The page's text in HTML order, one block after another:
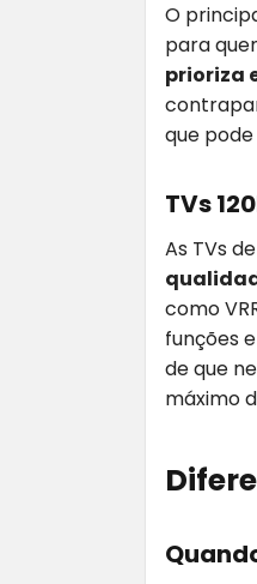
O
para
prioriza
que
TVs
As TVs
como
funções
de que
máximo